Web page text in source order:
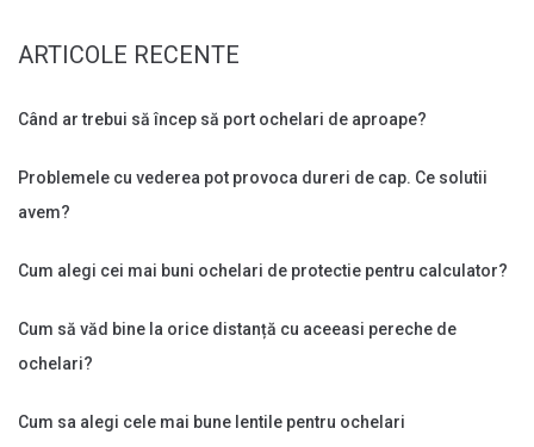
ARTICOLE RECENTE
Când ar trebui să încep să port ochelari de aproape?
Problemele cu vederea pot provoca dureri de cap. Ce solutii
avem?
Cum alegi cei mai buni ochelari de protectie pentru calculator?
Cum să văd bine la orice distanță cu aceeasi pereche de
ochelari?
Cum sa alegi cele mai bune lentile pentru ochelari